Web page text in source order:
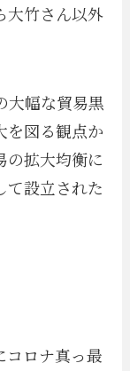
大竹さん以外
大幅な貿易黒
を図る観点か
の拡大均衡に
て設立された
コロナ真っ最